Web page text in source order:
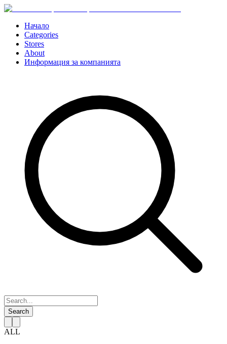
Начало
Categories
Stores
About
Информация за компанията
Search
ALL